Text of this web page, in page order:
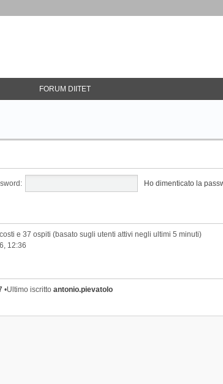
FORUM DIITET
Ho dimenticato la
e 37 ospiti (basato sugli utenti attivi negli ultimi 5 minuti)
12:36
•Ultimo iscritto antonio.pievatolo